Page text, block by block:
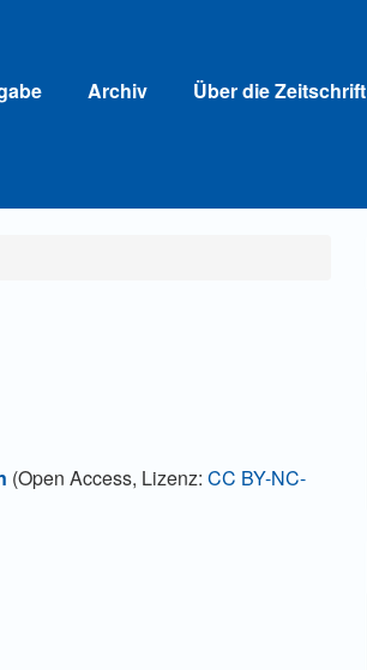
Archiv Über die Zeitschrift
(Open Access, Lizenz:CC BY-NC-